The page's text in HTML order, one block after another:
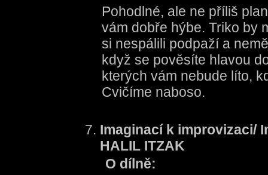
Pohodlné, ale ne příliš
vám dobře hýbe. Triko by
si nespálili podpaží a
když se pověsíte hlavou
kterých vám nebude líto,
Cvičíme naboso.
Imaginací k improvizaci/
HALIL ITZAK
O dílně: